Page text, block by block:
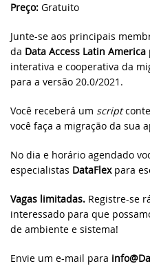
Preço: Gratuito
Junte-se aos principais
da Data Access Latin America
interativa e cooperativa da
para a versão 20.0/2021.
Você receberá um script
você faça a migração da sua
No dia e horário agendado
especialistas DataFlexpara
Vagas limitadas. Registre-se
interessado para que
de ambiente e sistema!
Envie um e-mail para
agora!
Nova
EDUC
DISD
UK